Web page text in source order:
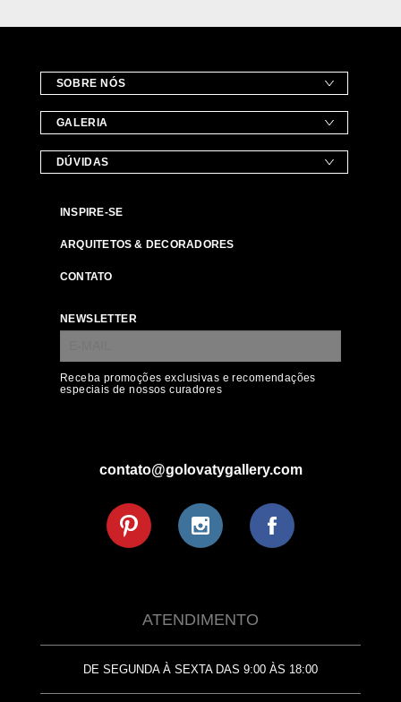
SOBRE NÓS
GALERIA
DÚVIDAS
INSPIRE-SE
ARQUITETOS & DECORADORES
CONTATO
NEWSLETTER
Receba promoções exclusivas e recomendações
especiais de nossos curadores
contato@golovatygallery.com
ATENDIMENTO
DE SEGUNDA À SEXTA DAS 9:00 ÀS 18:00